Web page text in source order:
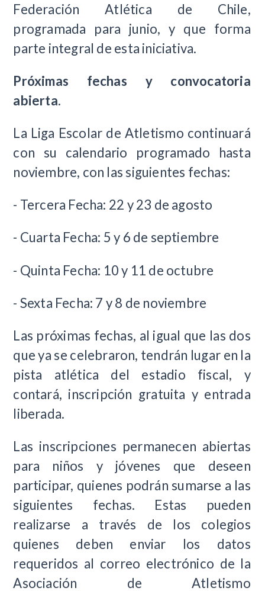
Federación Atlética de Chile,
programada para junio, y que forma
parte integral de esta iniciativa.
Próximas fechas y convocatoria
abierta.
La Liga Escolar de Atletismo continuará
con su calendario programado hasta
noviembre, con las siguientes fechas:
- Tercera Fecha: 22 y 23 de agosto
- Cuarta Fecha: 5 y 6 de septiembre
- Quinta Fecha: 10 y 11 de octubre
- Sexta Fecha: 7 y 8 de noviembre
Las próximas fechas, al igual que las dos
que ya se celebraron, tendrán lugar en la
pista atlética del estadio fiscal, y
contará, inscripción gratuita y entrada
liberada.
Las inscripciones permanecen abiertas
para niños y jóvenes que deseen
participar, quienes podrán sumarse a las
siguientes fechas. Estas pueden
realizarse a través de los colegios
quienes deben enviar los datos
requeridos al correo electrónico de la
Asociación de Atletismo